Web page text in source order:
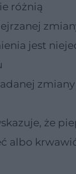
różnią
jest
że
albo